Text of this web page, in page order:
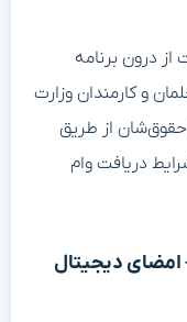
درون برنامه
و کارمندان وزارت
حقوق‌شان از طریق
دریافت وام
دیجیتال